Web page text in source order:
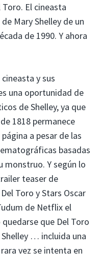
El cineasta
Mary Shelley de un
de 1990. Y ahora
y sus
una oportunidad de
de Shelley, ya que
1818 permanece
a pesar de las
basadas
monstruo. Y según lo
teaser de
Toro y Stars Oscar
de Netflix el
que Del Toro
… incluida una
vez se intenta en